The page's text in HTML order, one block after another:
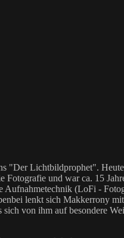
Lichtbildprophet".
und war ca. 15
(LoFi -
lenkt sich Makkerrony
von ihm auf besondere